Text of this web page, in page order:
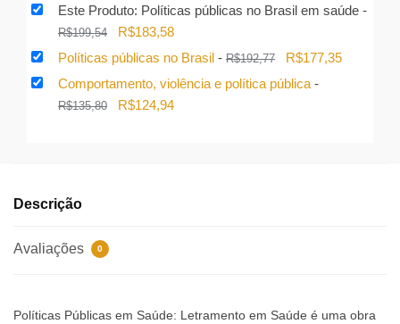
Este Produto: Políticas públicas no Brasil em saúde -
R$199,54
O
preço
era:
R$199,54.
R$183,58O
preço
Políticas públicas no Brasil - R$192,77
O
preço
R$177,35O
Comportamento, violência e política pública-
R$135,80
O
R$124,94O
Descrição
Avaliações 0
Políticas Públicas em Saúde: Letramento em Saúde é uma obra